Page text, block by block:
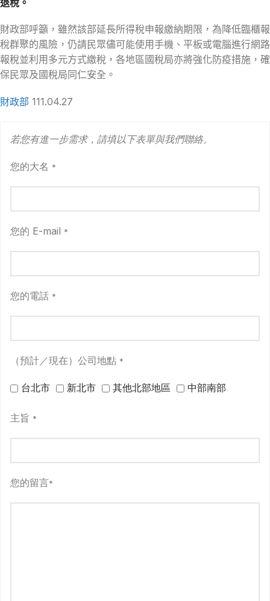
退稅 。
財政部呼籲，雖然該部延長所得稅申報繳納期限，為降低臨櫃報
稅群聚的風險，仍請民眾儘可能使用手機、平板或電腦進行網路
報稅並利用多元方式繳稅，各地區國稅局亦將強化防疫措施，確
保民眾及國稅局同仁安全。
財政部 111.04.27
若您有進一步需求，請填以下表單與我們聯絡。
您的大名 *
您的 E-mail *
您的電話 *
（預計／現在）公司地點 *
台北市 新北市 其他北部地區 中部南部
主旨 *
您的留言*